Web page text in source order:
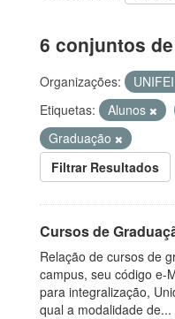
6 conjuntos
Organizações: UNIFEI
Etiquetas:
Alunos
Graduação
Filtrar Resultados
Cursos de
Relação de cursos de
campus, seu código e-
para integralização,
qual a modalidade de...